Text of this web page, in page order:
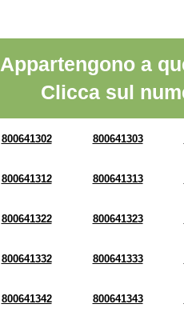
Appartengono a
Clicca sul
800641302 800641303
800641312 800641313
800641322 800641323
800641332 800641333
800641342 800641343